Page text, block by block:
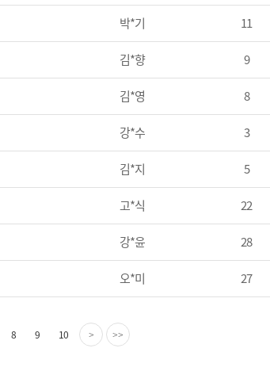
박*기 11
김*향 9
김*영 8
강*수 3
김*지 5
고*식 22
강*윤 28
오*미 27
8 9 10 > >>